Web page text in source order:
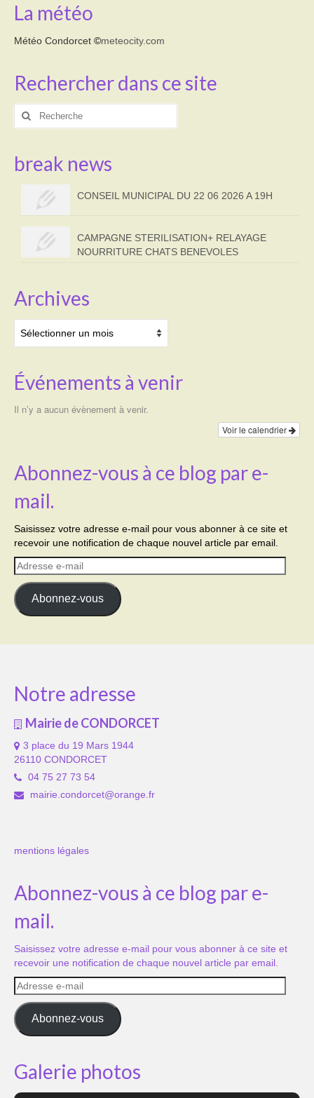
DECHETS VERTS
La météo
Météo Condorcet ©meteocity.com
Rechercher dans ce site
Rechercher
break news
CONSEIL MUNICIPAL DU 22 06 2026 A 19H
CAMPAGNE STERILISATION+ RELAYAGE
NOURRITURE CHATS BENEVOLES
Archives
Événements à venir
Il n’y a aucun évènement à venir.
Voir le calendrier
Abonnez-vous à ce blog par e-
mail.
Saisissez votre adresse e-mail pour vous abonner à ce site et
recevoir une notification de chaque nouvel article par email.
Adresse
e-
mail
Abonnez-vous
Notre adresse
Mairie de CONDORCET
3 place du 19 Mars 1944
26110 CONDORCET
04 75 27 73 54
mairie.condorcet@orange.fr
mentions légales
Abonnez-vous à ce blog par e-
mail.
Saisissez votre adresse e-mail pour vous abonner à ce site et
recevoir une notification de chaque nouvel article par email.
Adresse
e-
mail
Abonnez-vous
Galerie photos